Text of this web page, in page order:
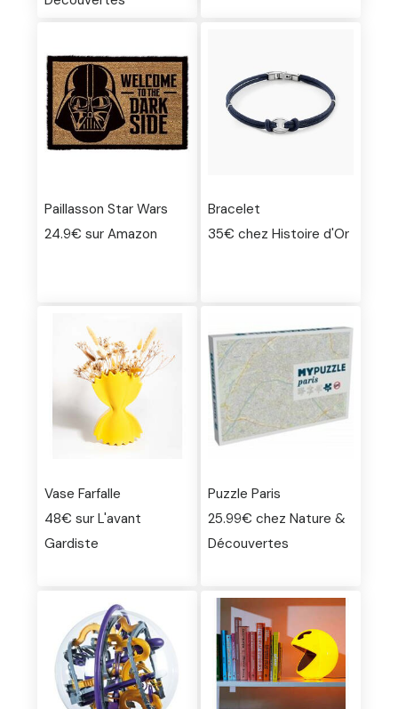
Paillasson Star Wars
24.9€ sur Amazon
Bracelet
35€ chez Histoire d'Or
Vase Farfalle
48€ sur L'avant
Gardiste
Puzzle Paris
25.99€ chez Nature &
Découvertes